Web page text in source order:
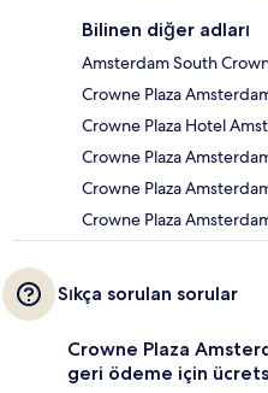
Bilinen diğer adları
Amsterdam South
Crowne Plaza
Crowne Plaza Hotel
Crowne Plaza
Crowne Plaza
Crowne Plaza
Sıkça sorulan sorular
Crowne Plaza
geri ödeme için